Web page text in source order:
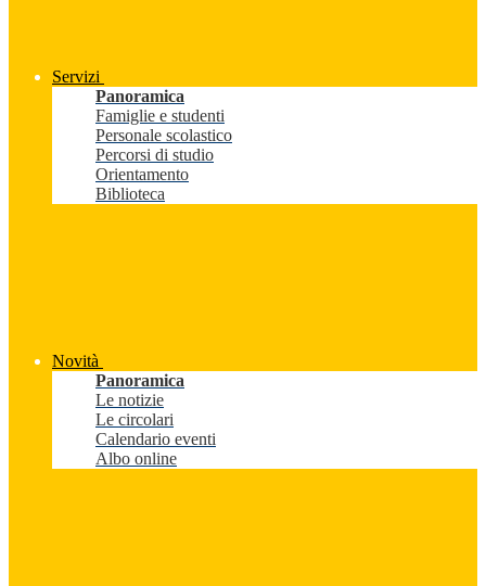
Servizi
Panoramica
Famiglie e studenti
Personale scolastico
Percorsi di studio
Orientamento
Biblioteca
Novità
Panoramica
Le notizie
Le circolari
Calendario eventi
Albo online